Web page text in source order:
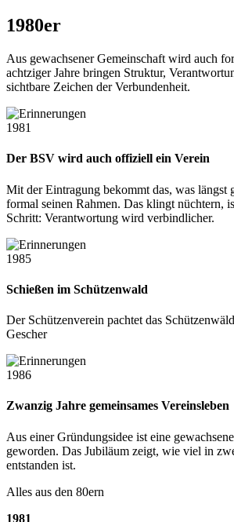
1980er
Aus gewachsener Gemeinschaft wird auch
achtziger Jahre bringen Struktur,
sichtbare Zeichen der Verbundenheit.
1981
Der BSV wird auch offiziell ein Verein
Mit der Eintragung bekommt das, was längst
formal seinen Rahmen. Das klingt nüchtern,
Schritt: Verantwortung wird verbindlicher.
1985
Schießen im Schützenwald
Der Schützenverein pachtet das
Gescher
1986
Zwanzig Jahre gemeinsames Vereinsleben
Aus einer Gründungsidee ist eine
geworden. Das Jubiläum zeigt, wie viel in
entstanden ist.
Alles aus den 80ern
1981